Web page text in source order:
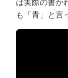
も「青」と言